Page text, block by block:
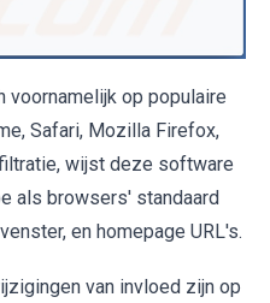
voornamelijk op populaire
Safari, Mozilla Firefox,
wijst deze software
als browsers' standaard
en homepage URL's.
van invloed zijn op